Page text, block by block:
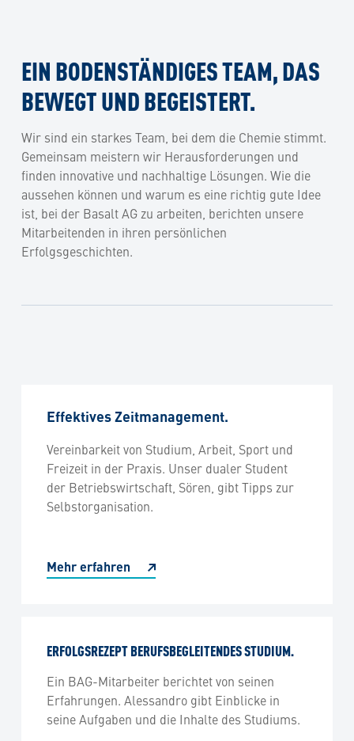
EIN BODENSTÄNDIGES TEAM, DAS
BEWEGT UND BEGEISTERT.
Wir sind ein starkes Team, bei dem die Chemie stimmt.
Gemeinsam meistern wir Herausforderungen und
finden innovative und nachhaltige Lösungen. Wie die
aussehen können und warum es eine richtig gute Idee
ist, bei der Basalt AG zu arbeiten, berichten unsere
Mitarbeitenden in ihren persönlichen
Erfolgsgeschichten.
Effektives Zeitmanagement.
Vereinbarkeit von Studium, Arbeit, Sport und
Freizeit in der Praxis. Unser dualer Student
der Betriebswirtschaft, Sören, gibt Tipps zur
Selbstorganisation.
Mehr erfahren
ERFOLGSREZEPT BERUFSBEGLEITENDES STUDIUM.
Ein BAG-Mitarbeiter berichtet von seinen
Erfahrungen. Alessandro gibt Einblicke in
seine Aufgaben und die Inhalte des Studiums.